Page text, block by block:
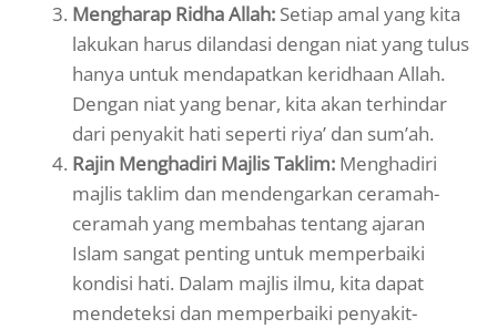
Mengharap Ridha Allah: Setiap amal yang kita
lakukan harus dilandasi dengan niat yang tulus
hanya untuk mendapatkan keridhaan Allah.
Dengan niat yang benar, kita akan terhindar
dari penyakit hati seperti riya’ dan sum’ah.
Rajin Menghadiri Majlis Taklim: Menghadiri
majlis taklim dan mendengarkan ceramah-
ceramah yang membahas tentang ajaran
Islam sangat penting untuk memperbaiki
kondisi hati. Dalam majlis ilmu, kita dapat
mendeteksi dan memperbaiki penyakit-